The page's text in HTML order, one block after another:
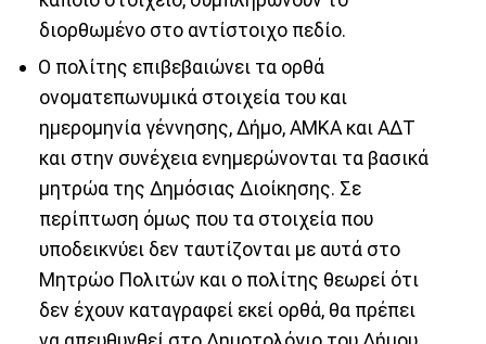
διορθωμένο στο αντίστοιχο πεδίο.
Ο πολίτης επιβεβαιώνει τα ορθά
ονοματεπωνυμικά στοιχεία του και
ημερομηνία γέννησης, Δήμο, ΑΜΚΑ και ΑΔΤ
και στην συνέχεια ενημερώνονται τα βασικά
μητρώα της Δημόσιας Διοίκησης. Σε
περίπτωση όμως που τα στοιχεία που
υποδεικνύει δεν ταυτίζονται με αυτά στο
Μητρώο Πολιτών και ο πολίτης θεωρεί ότι
δεν έχουν καταγραφεί εκεί ορθά, θα πρέπει